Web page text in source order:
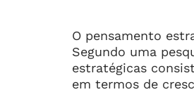
O pensamento
Segundo uma
estratégicas
em termos de